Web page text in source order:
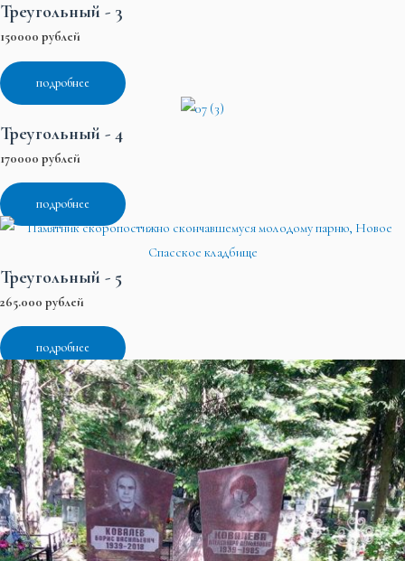
Треугольный - 3
150000 рублей
подробнее
Треугольный - 4
170000 рублей
подробнее
Треугольный - 5
265.000 рублей
подробнее